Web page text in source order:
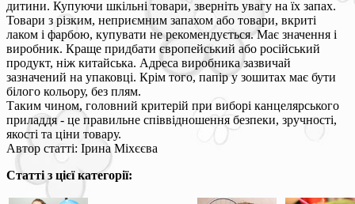
дитини. Купуючи шкільні товари, зверніть увагу на їх запах.
Товари з різким, неприємним запахом або товари, вкриті
лаком і фарбою, купувати не рекомендується. Має значення і
виробник. Краще придбати європейський або російський
продукт, ніж китайська. Адреса виробника зазвичай
зазначений на упаковці. Крім того, папір у зошитах має бути
білого кольору, без плям.
Таким чином, головний критерій при виборі канцелярського
приладдя - це правильне співвідношення безпеки, зручності,
якості та ціни товару.
Автор статті: Ірина Міхєєва
Статті з цієї категорії: